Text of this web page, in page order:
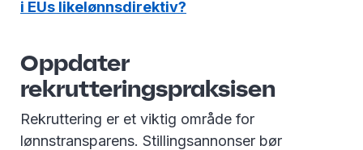
i EUs likelønnsdirektiv?
Oppdater
rekrutteringspraksisen
Rekruttering er et viktig område for
lønnstransparens. Stillingsannonser bør